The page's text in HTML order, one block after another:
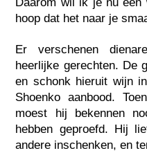
hoop dat het naar je
Er verschenen
heerlijke gerechten. De
en schonk hieruit wijn
Shoenko aanbood.
moest hij bekennen
hebben geproefd. Hij
andere inschenken, en